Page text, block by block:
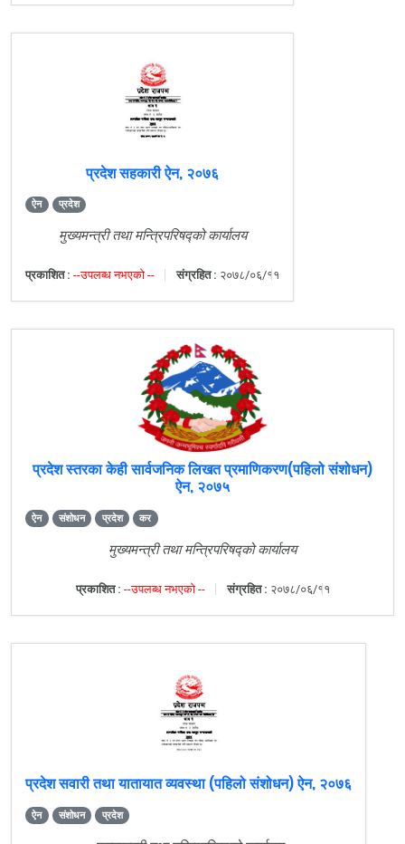
प्रदेश सहकारी ऐन, २०७६
ऐन प्रदेश
मुख्यमन्त्री तथा मन्त्रिपरिषद्को कार्यालय
प्रकाशित : --उपलब्ध नभएको -- संग्रहित : २०७८/०६/११
प्रदेश स्तरका केही सार्वजनिक लिखत प्रमाणिकरण(पहिलो संशोधन)
ऐन, २०७५
ऐन संशोधन प्रदेश कर
मुख्यमन्त्री तथा मन्त्रिपरिषद्को कार्यालय
प्रकाशित : --उपलब्ध नभएको -- संग्रहित : २०७८/०६/११
प्रदेश सवारी तथा यातायात व्यवस्था (पहिलो संशोधन) ऐन, २०७६
ऐन संशोधन प्रदेश